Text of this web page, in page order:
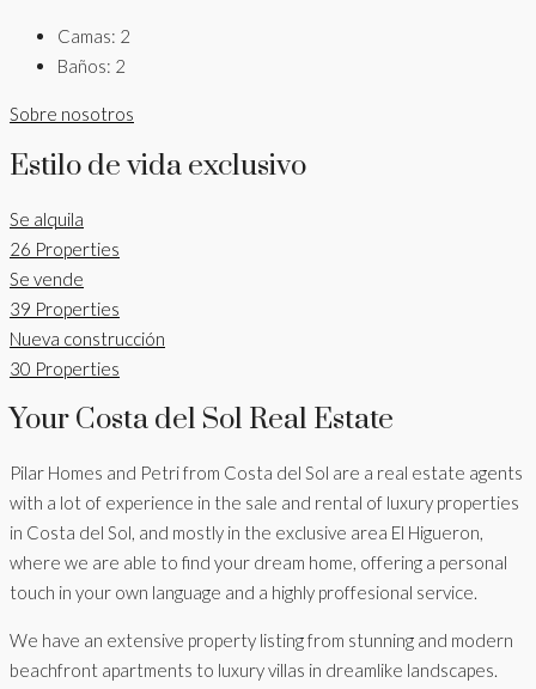
Camas: 2
Baños: 2
Sobre nosotros
Estilo de vida exclusivo
Se alquila
26 Properties
Se vende
39 Properties
Nueva construcción
30 Properties
Your Costa del Sol Real Estate
Pilar Homes and Petri from Costa del Sol are a real estate agents
with a lot of experience in the sale and rental of luxury properties
in Costa del Sol, and mostly in the exclusive area El Higueron,
where we are able to find your dream home, offering a personal
touch in your own language and a highly proffesional service.
We have an extensive property listing from stunning and modern
beachfront apartments to luxury villas in dreamlike landscapes.